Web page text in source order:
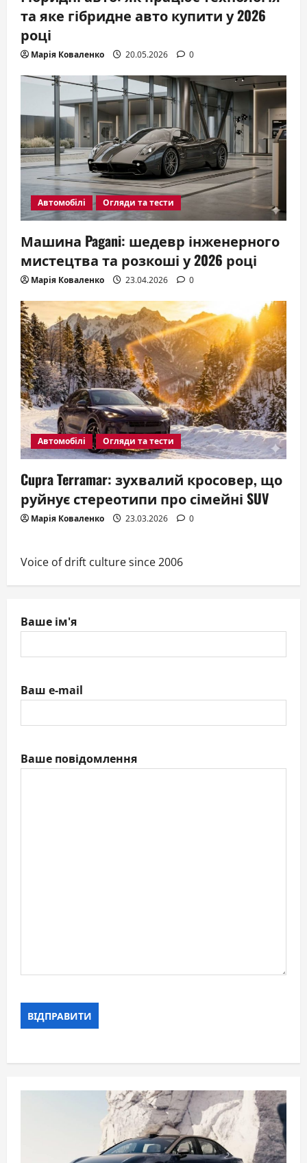
та яке гібридне авто купити у 2026
році
Марія Коваленко 20.05.2026 0
Автомобілі Огляди та тести
Машина Pagani: шедевр інженерного
мистецтва та розкоші у 2026 році
Марія Коваленко 23.04.2026 0
Автомобілі Огляди та тести
Cupra Terramar: зухвалий кросовер, що
руйнує стереотипи про сімейні SUV
Марія Коваленко 23.03.2026 0
Voice of drift culture since 2006
Ваше ім'я
Ваш e-mail
Ваше повідомлення